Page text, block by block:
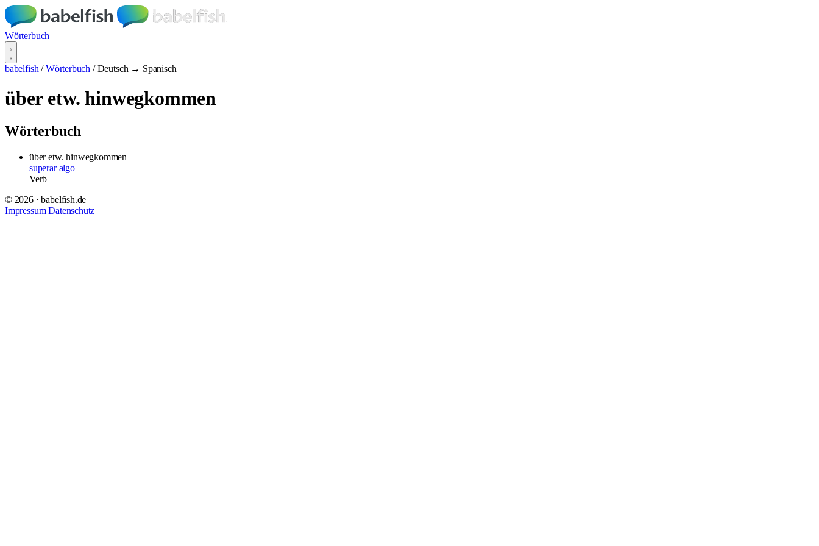
Wörterbuch
babelfish / Wörterbuch / Deutsch → Spanisch
über etw. hinwegkommen
Wörterbuch
über etw. hinwegkommen
superar algo
Verb
© 2026 · babelfish.de
Impressum Datenschutz